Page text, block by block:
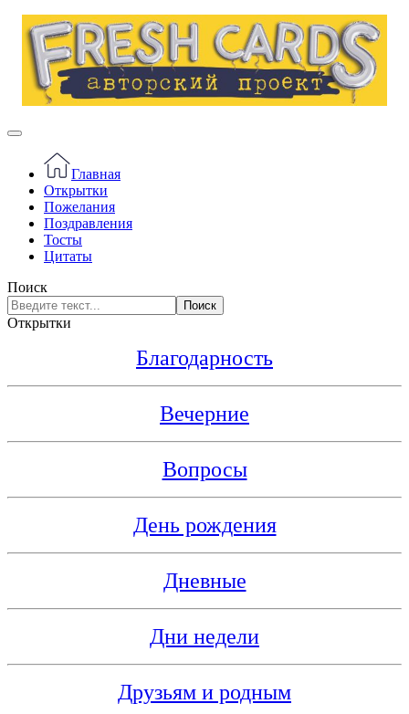
Главная
Открытки
Пожелания
Поздравления
Тосты
Цитаты
Поиск
Поиск
Открытки
Благодарность
Вечерние
Вопросы
День рождения
Дневные
Дни недели
Друзьям и родным